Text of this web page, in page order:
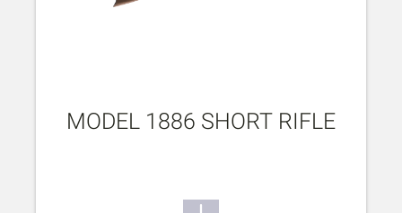
MODEL 1886 SHORT RIFLE